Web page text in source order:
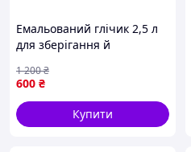
Емальований глічик 2,5 л
для зберігання й
малюнком без кришки
600 ₴
1 200₴
Купити